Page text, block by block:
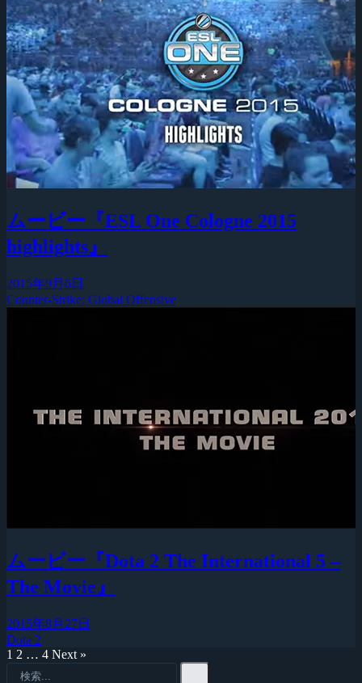
ムービー『ESL One Cologne 2015
highlights』
2015年9月6日
Counter-Strike: Global Offensive
ムービー『Dota 2 The International 5 –
The Movie』
2015年8月27日
Dota 2
1 2 … 4 Next »